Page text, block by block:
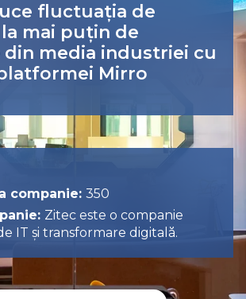
fluctuația de
mai puțin de
media industriei cu
Mirro
companie: 350
Zitec este o companie
IT și transformare digitală.